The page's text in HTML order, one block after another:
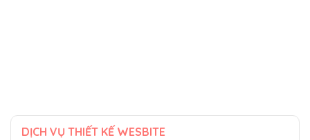
DỊCH VỤ THIẾT KẾ WESBITE